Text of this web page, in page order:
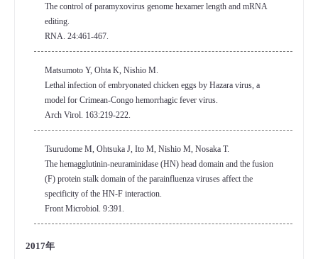
The control of paramyxovirus genome hexamer length and mRNA
editing.
RNA. 24:461-467.
Matsumoto Y, Ohta K, Nishio M.
Lethal infection of embryonated chicken eggs by Hazara virus, a
model for Crimean-Congo hemorrhagic fever virus.
Arch Virol. 163:219-222.
Tsurudome M, Ohtsuka J, Ito M, Nishio M, Nosaka T.
The hemagglutinin-neuraminidase (HN) head domain and the fusion
(F) protein stalk domain of the parainfluenza viruses affect the
specificity of the HN-F interaction.
Front Microbiol. 9:391.
2017年